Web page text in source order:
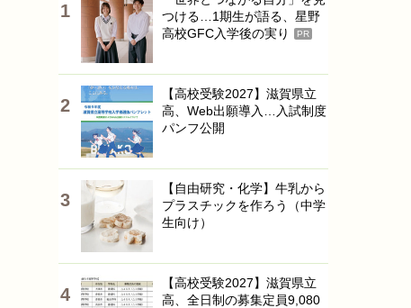
つける…1期生が語る、星野
高校GFC入学後の実り
PR
【高校受験2027】滋賀県立
高、Web出願導入…入試制度
パンフ公開
【自由研究・化学】牛乳から
プラスチックを作ろう（中学
生向け）
【高校受験2027】滋賀県立
高、全日制の募集定員9,080